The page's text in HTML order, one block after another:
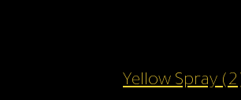
Yellow Spray